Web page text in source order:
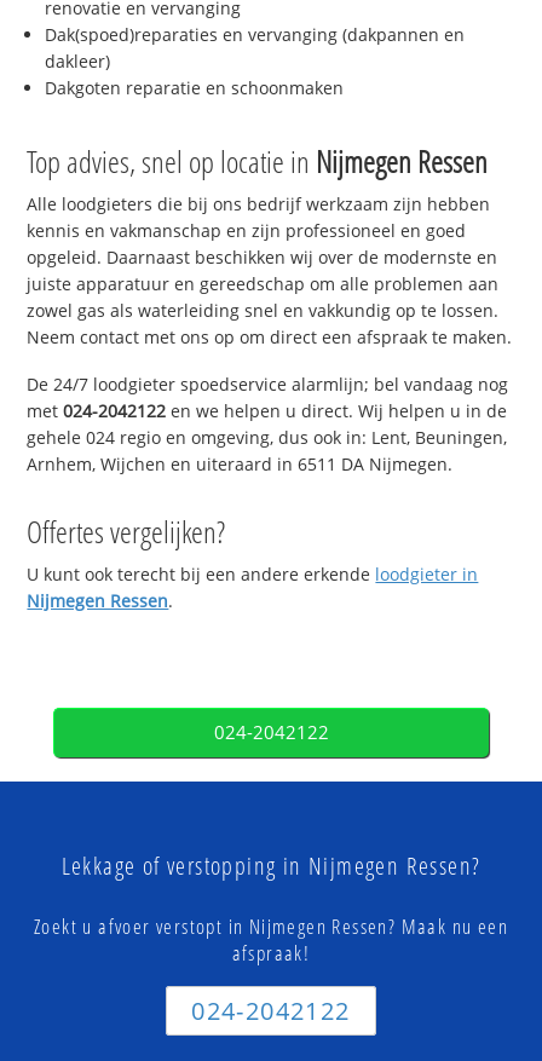
renovatie en vervanging
Dak(spoed)reparaties en vervanging (dakpannen en
dakleer)
Dakgoten reparatie en schoonmaken
Top advies, snel op locatie in Nijmegen Ressen
Alle loodgieters die bij ons bedrijf werkzaam zijn hebben
kennis en vakmanschap en zijn professioneel en goed
opgeleid. Daarnaast beschikken wij over de modernste en
juiste apparatuur en gereedschap om alle problemen aan
zowel gas als waterleiding snel en vakkundig op te lossen.
Neem contact met ons op om direct een afspraak te maken.
De 24/7 loodgieter spoedservice alarmlijn; bel vandaag nog
met024-2042122 en we helpen u direct. Wij helpen u in de
gehele 024 regio en omgeving, dus ook in: Lent, Beuningen,
Arnhem, Wijchen en uiteraard in 6511 DA Nijmegen.
Offertes vergelijken?
U kunt ook terecht bij een andere erkende loodgieter in
Nijmegen Ressen.
024-2042122
Lekkage of verstopping in Nijmegen Ressen?
Zoekt u afvoer verstopt in Nijmegen Ressen? Maak nu een
afspraak!
024-2042122